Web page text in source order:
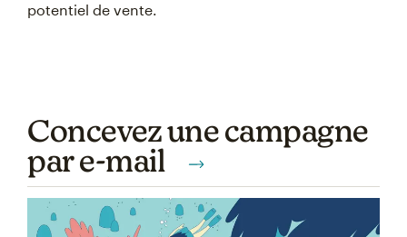
potentiel de vente.
Concevez une campagne
par e-mail